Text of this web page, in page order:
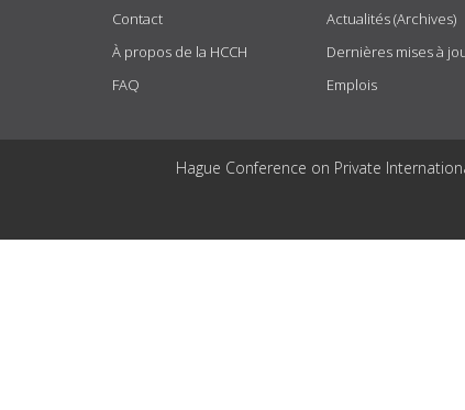
Contact
À propos de la HCCH
FAQ
Actualités (Archives)
Dernières mises à
Emplois
Hague Conference on Private